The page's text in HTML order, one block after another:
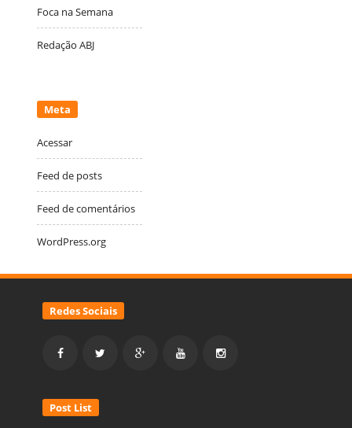
Foca na Semana
Redação ABJ
Meta
Acessar
Feed de posts
Feed de comentários
WordPress.org
Redes Sociais
Post List